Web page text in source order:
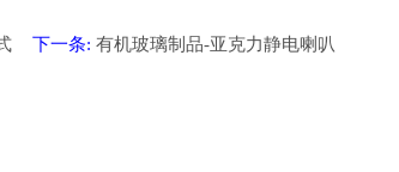
下一条: 有机玻璃制品-亚克力静电喇叭